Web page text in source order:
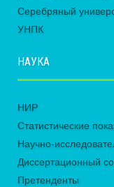
Серебряный
УНПК
НАУКА
НИР
Статистические
Научно-
Диссертационный
Претенденты